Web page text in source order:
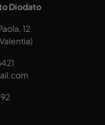
Diodato
12